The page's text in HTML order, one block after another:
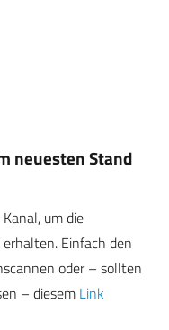
neuesten Stand
um die
Einfach den
oder – sollten
– diesem Link